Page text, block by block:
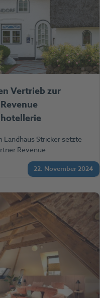
22. November 2024
Vertrieb zur
Stricker setzte
Revenue